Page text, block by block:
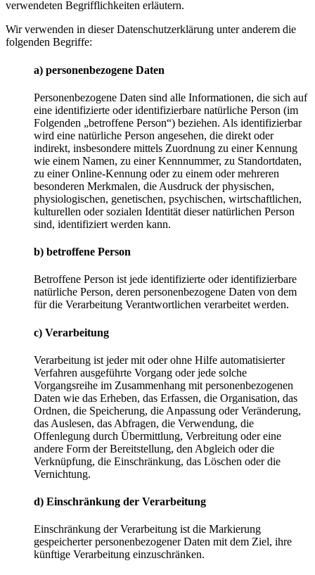
verwendeten Begrifflichkeiten erläutern.
Wir verwenden in dieser Datenschutzerklärung unter anderem die
folgenden Begriffe:
a) personenbezogene Daten
Personenbezogene Daten sind alle Informationen, die sich auf
eine identifizierte oder identifizierbare natürliche Person (im
Folgenden „betroffene Person“) beziehen. Als identifizierbar
wird eine natürliche Person angesehen, die direkt oder
indirekt, insbesondere mittels Zuordnung zu einer Kennung
wie einem Namen, zu einer Kennnummer, zu Standortdaten,
zu einer Online-Kennung oder zu einem oder mehreren
besonderen Merkmalen, die Ausdruck der physischen,
physiologischen, genetischen, psychischen, wirtschaftlichen,
kulturellen oder sozialen Identität dieser natürlichen Person
sind, identifiziert werden kann.
b) betroffene Person
Betroffene Person ist jede identifizierte oder identifizierbare
natürliche Person, deren personenbezogene Daten von dem
für die Verarbeitung Verantwortlichen verarbeitet werden.
c) Verarbeitung
Verarbeitung ist jeder mit oder ohne Hilfe automatisierter
Verfahren ausgeführte Vorgang oder jede solche
Vorgangsreihe im Zusammenhang mit personenbezogenen
Daten wie das Erheben, das Erfassen, die Organisation, das
Ordnen, die Speicherung, die Anpassung oder Veränderung,
das Auslesen, das Abfragen, die Verwendung, die
Offenlegung durch Übermittlung, Verbreitung oder eine
andere Form der Bereitstellung, den Abgleich oder die
Verknüpfung, die Einschränkung, das Löschen oder die
Vernichtung.
d) Einschränkung der Verarbeitung
Einschränkung der Verarbeitung ist die Markierung
gespeicherter personenbezogener Daten mit dem Ziel, ihre
künftige Verarbeitung einzuschränken.